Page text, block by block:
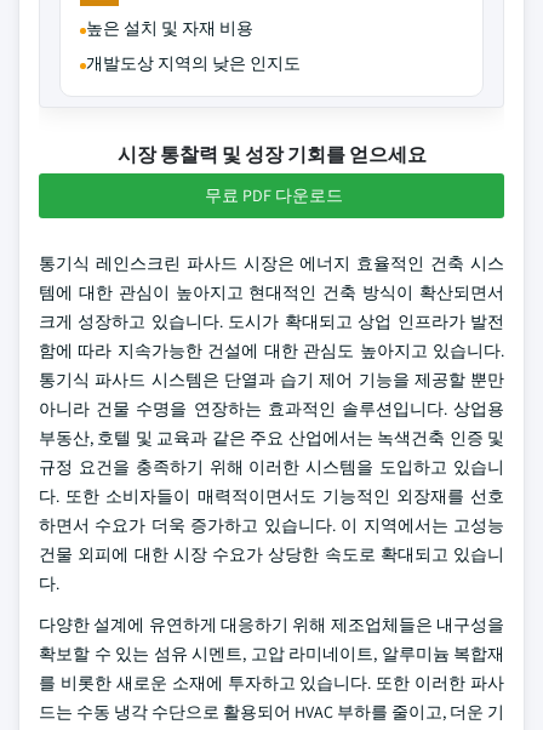
높은 설치 및 자재 비용
개발도상 지역의 낮은 인지도
시장 통찰력 및 성장 기회를 얻으세요
무료 PDF 다운로드
통기식 레인스크린 파사드 시장은 에너지 효율적인 건축 시스
템에 대한 관심이 높아지고 현대적인 건축 방식이 확산되면서
크게 성장하고 있습니다. 도시가 확대되고 상업 인프라가 발전
함에 따라 지속가능한 건설에 대한 관심도 높아지고 있습니다.
통기식 파사드 시스템은 단열과 습기 제어 기능을 제공할 뿐만
아니라 건물 수명을 연장하는 효과적인 솔루션입니다. 상업용
부동산, 호텔 및 교육과 같은 주요 산업에서는 녹색건축 인증 및
규정 요건을 충족하기 위해 이러한 시스템을 도입하고 있습니
다. 또한 소비자들이 매력적이면서도 기능적인 외장재를 선호
하면서 수요가 더욱 증가하고 있습니다. 이 지역에서는 고성능
건물 외피에 대한 시장 수요가 상당한 속도로 확대되고 있습니
다.
다양한 설계에 유연하게 대응하기 위해 제조업체들은 내구성을
확보할 수 있는 섬유 시멘트, 고압 라미네이트, 알루미늄 복합재
를 비롯한 새로운 소재에 투자하고 있습니다. 또한 이러한 파사
드는 수동 냉각 수단으로 활용되어 HVAC 부하를 줄이고, 더운 기